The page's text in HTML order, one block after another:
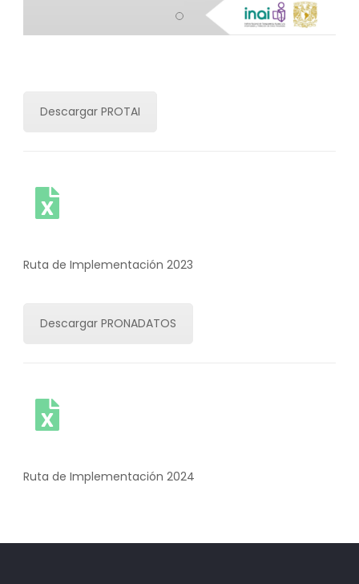
Descargar PROTAI
Ruta de Implementación 2023
Descargar PRONADATOS
Ruta de Implementación 2024